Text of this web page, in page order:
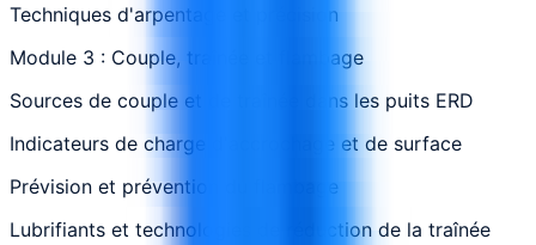
Techniques d'arpentage et précision
Module 3 : Couple, traînée et flambage
Sources de couple et de traînée dans les puits ERD
Indicateurs de charge d'accrochage et de surface
Prévision et prévention du flambage
Lubrifiants et technologies de réduction de la traînée